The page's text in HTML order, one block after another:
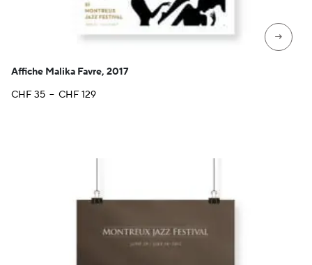
→
Affiche Malika Favre, 2017
CHF35 – CHF129Plage